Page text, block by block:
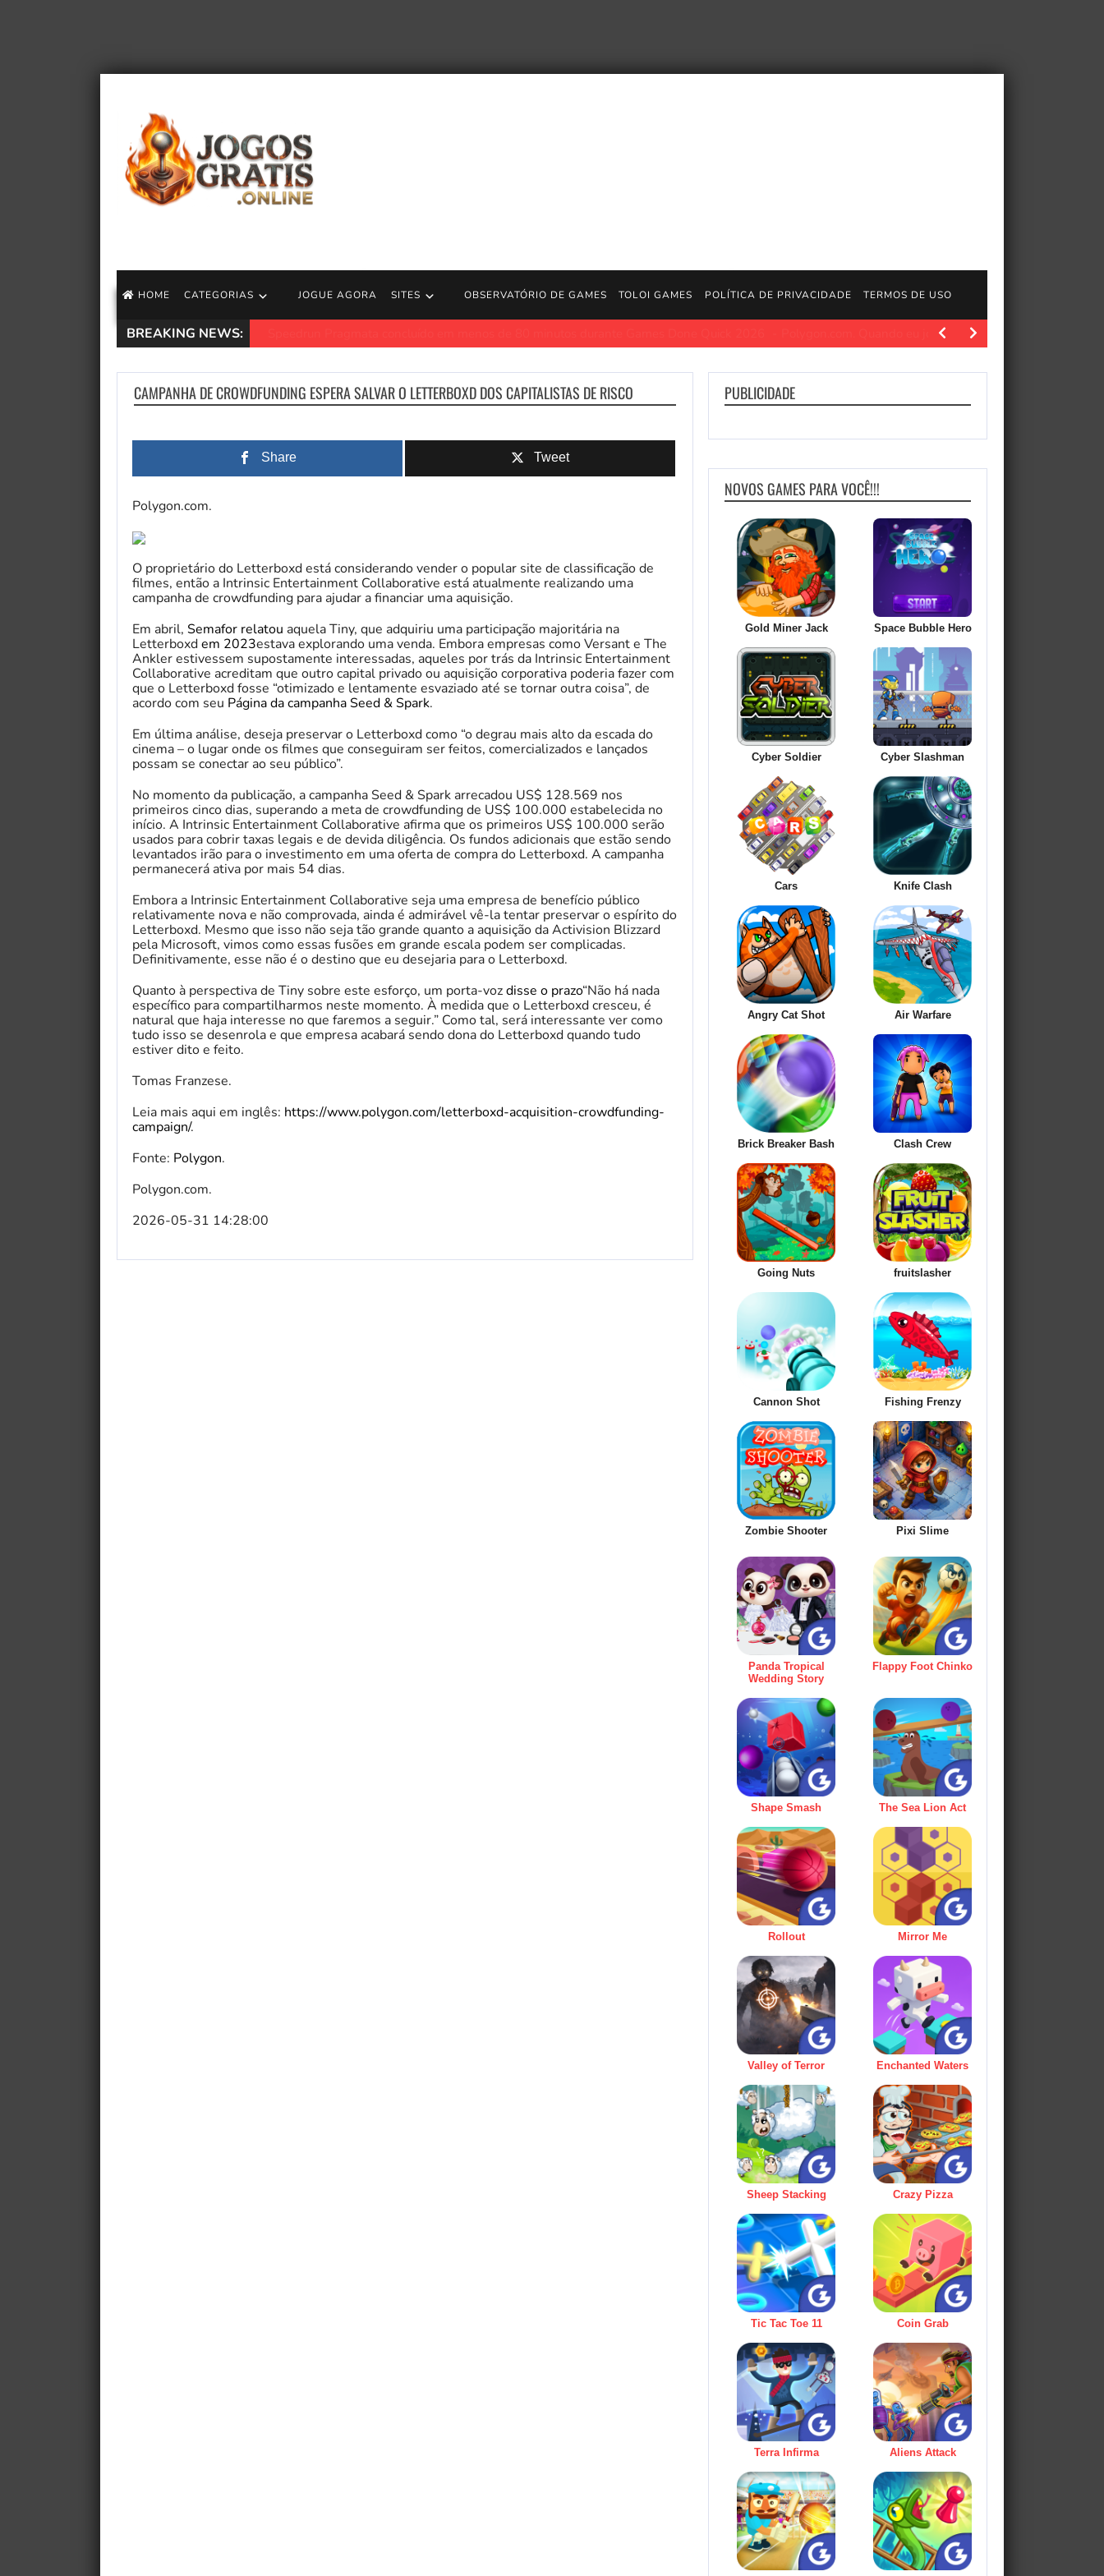
HOME CATEGORIAS JOGUE AGORA SITES OBSERVATÓRIO DE GAMES TOLOI GAMES POLÍTICA DE PRIVACIDADE TERMOS DE USO
BREAKING NEWS: Polygon.com. Com a Bethesda focada em The Elder
CAMPANHA DE CROWDFUNDING ESPERA SALVAR O LETTERBOXD DOS CAPITALISTAS DE RISCO
Share Tweet
Polygon.com.
O proprietário do Letterboxd está considerando vender o popular site de classificação de
filmes, então a Intrinsic Entertainment Collaborative está atualmente realizando uma
campanha de crowdfunding para ajudar a financiar uma aquisição.
Em abril, Semafor relatou aquela Tiny, que adquiriu uma participação majoritária na
Letterboxdem 2023estava explorando uma venda. Embora empresas como Versant e The
Ankler estivessem supostamente interessadas, aqueles por trás da Intrinsic Entertainment
Collaborative acreditam que outro capital privado ou aquisição corporativa poderia fazer com
que o Letterboxd fosse “otimizado e lentamente esvaziado até se tornar outra coisa”, de
acordo com seu Página da campanha Seed & Spark.
Em última análise, deseja preservar o Letterboxd como “o degrau mais alto da escada do
cinema – o lugar onde os filmes que conseguiram ser feitos, comercializados e lançados
possam se conectar ao seu público”.
No momento da publicação, a campanha Seed & Spark arrecadou US$ 128.569 nos
primeiros cinco dias, superando a meta de crowdfunding de US$ 100.000 estabelecida no
início. A Intrinsic Entertainment Collaborative afirma que os primeiros US$ 100.000 serão
usados ​​para cobrir taxas legais e de devida diligência. Os fundos adicionais que estão sendo
levantados irão para o investimento em uma oferta de compra do Letterboxd. A campanha
permanecerá ativa por mais 54 dias.
Embora a Intrinsic Entertainment Collaborative seja uma empresa de benefício público
relativamente nova e não comprovada, ainda é admirável vê-la tentar preservar o espírito do
Letterboxd. Mesmo que isso não seja tão grande quanto a aquisição da Activision Blizzard
pela Microsoft, vimos como essas fusões em grande escala podem ser complicadas.
Definitivamente, esse não é o destino que eu desejaria para o Letterboxd.
Quanto à perspectiva de Tiny sobre este esforço, um porta-vozdisse o prazo“Não há nada
específico para compartilharmos neste momento. À medida que o Letterboxd cresceu, é
natural que haja interesse no que faremos a seguir.” Como tal, será interessante ver como
tudo isso se desenrola e que empresa acabará sendo dona do Letterboxd quando tudo
estiver dito e feito.
Tomas Franzese.
Leia mais aqui em inglês: https://www.polygon.com/letterboxd-acquisition-crowdfunding-
campaign/.
Fonte: Polygon.
Polygon.com.
2026-05-31 14:28:00
PUBLICIDADE
NOVOS GAMES PARA VOCÊ!!!
Gold Miner Jack Space Bubble Hero
Cyber Soldier Cyber Slashman
Cars Knife Clash
Angry Cat Shot Air Warfare
Brick Breaker Bash Clash Crew
Going Nuts fruitslasher
Cannon Shot Fishing Frenzy
Zombie Shooter Pixi Slime
Panda Tropical
Wedding Story
Flappy Foot Chinko
Shape Smash The Sea Lion Act
Rollout Mirror Me
Valley of Terror Enchanted Waters
Sheep Stacking Crazy Pizza
Tic Tac Toe 11 Coin Grab
Terra Infirma Aliens Attack